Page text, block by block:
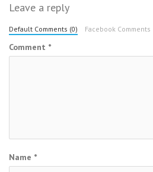
Leave a reply
Default Comments (0) Facebook Comments
Comment *
Name *